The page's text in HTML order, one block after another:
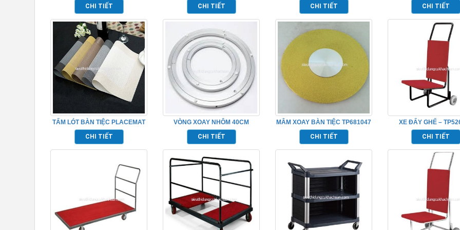
CHI TIẾT
CHI TIẾT
CHI TIẾT CHI TIẾT
TẤM LÓT BÀN TIỆC PLACEMAT
TP681051
CHI TIẾT
VÒNG XOAY NHÔM 40CM
TP681046
CHI TIẾT
MÂM XOAY BÀN TIỆC TP681047
CHI TIẾT
XE ĐẨY GHẾ –
CHI TIẾT